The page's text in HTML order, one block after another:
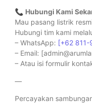
📞 Hubungi Kami
Mau pasang listrik
Hubungi tim kami
– WhatsApp: [+62
– Email:
– Atau isi formulir
—
Percayakan